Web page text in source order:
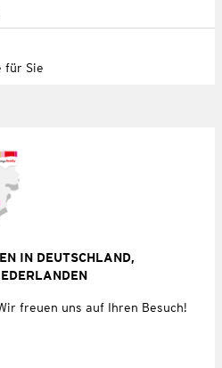
für Sie
IN DEUTSCHLAND,
freuen uns auf Ihren Besuch!